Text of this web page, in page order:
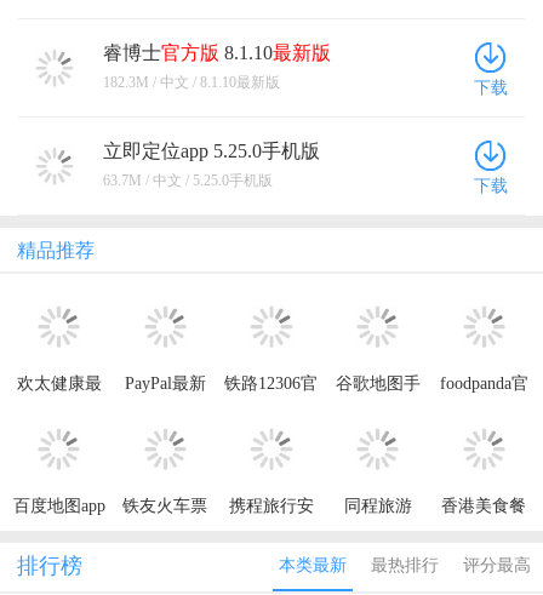
睿博士官方版 8.1.10最新版
182.3M / 中文 / 8.1.10最新版 下载
立即定位app 5.25.0手机版
63.7M / 中文 / 5.25.0手机版 下载
精品推荐
欢太健康最
PayPal最新
铁路12306官
谷歌地图手
2026
foodpanda官
百度地图app
铁友火车票
携程旅行安
版本
同程旅游
香港美食餐
排行榜 本类最新 最热排行 评分最高